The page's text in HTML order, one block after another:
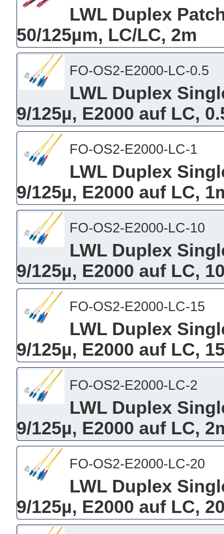
LWL Duplex
50/125µm, LC/LC, 2m
FO-OS2-E2000-LC-0.5
LWL Duplex
9/125µ, E2000 auf LC,
FO-OS2-E2000-LC-1
LWL Duplex
9/125µ, E2000 auf LC,
FO-OS2-E2000-LC-10
LWL Duplex
9/125µ, E2000 auf LC,
FO-OS2-E2000-LC-15
LWL Duplex
9/125µ, E2000 auf LC,
FO-OS2-E2000-LC-2
LWL Duplex
9/125µ, E2000 auf LC,
FO-OS2-E2000-LC-20
LWL Duplex
9/125µ, E2000 auf LC,